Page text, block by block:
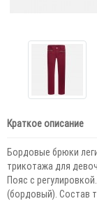
Краткое описание
Бордовые брюки
трикотажа для
Пояс с
(бордовый). Состав